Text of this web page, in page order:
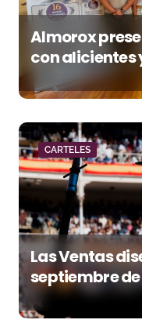
Almorox
con
acento torista
CARTELES
Las Ventas
septiembre
variedad